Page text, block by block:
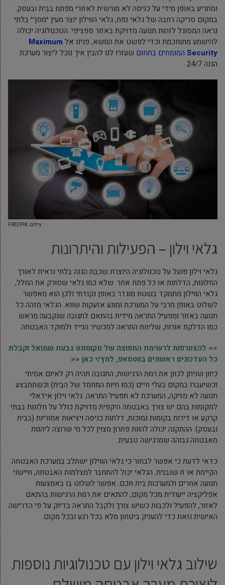
ומתריע באופן מידי על כניסה לא מורשית לאזורי מפתח בבית ובעסק.
במקום סריקה רחבה של גלאי נפח, גלאי הווילון יוצר מעין ״מסך״ בלתי
נראה המסוגל לזהות תנועה מדויקת באזור ספציפי. הטכנולוגיה יכולה
להישמע מתוחכמת וכדי לפשט את הנושא, פנינו אל Maximum
Security המומחים בתחום שעזרו לנו להבין איך נוכל ליצור מערכת
הגנה 24/7.
צילום: FREEPIK
גלאי וילון – הפעילות והיתרונות
גלאי וילון פועל על טכנולוגיה היוצרת שכבת הגנה בלתי נראית לאורך
החלונות, הדלתות או כל פתח אחר. שלא כמו גלאי שסורק את החלל,
גלאי הווילון מתמקד בשטח מוגדר באופן נקודתי ולכן הוא מאפשר
לשלוט באופן מרבי על המערכת ומונע אזעקות שווא. הגלאי מזהה כל
תנועה באזור ומפעיל התראה מידית בהתאם לתגובה שנקבעה מראש
כמו הדלקת אורות, שליחת התראה למכשיר הנייד ולמוקד האבטחה.
>> להצטרפות לרשימת התפוצה של מקומונט גבעת שמואל וקבלת
כל העדכונים ראשונים בווטסאפ, לחץ/י כאן <<
כיוון שניתן לכוון את רמת הרגישות, התגובה תהיה רק לאיום אמיתי
וכשיעברו במקום בעלי חיים (כמו חיות המחמד של הבית) וכשתתבצע
תנועה לא מזיקה, המערכת לא תפעיל התראה. גלאי וילון אידאלי
למקומות בהם יש צורך באבטחה היקפית מדויקת כולל על חלונות בבתי
קרקע או דירות בקומות נמוכות, דלתות כניסה ויציאות אחוריות (בבית
ובעסק). ההתקנה יכולה להוות פתרון מצוין לכל מי שרוצה ליהנות
מאבטחה גבוהה שמרגישה טבעית.
כדאי לדעת כי אפשר לבחור כי גלאי הווילון ישתלב במערכת האבטחה
הקיימת או זו שנבנית. הגלאי יכול להתחבר למצלמות האבטחה, חיישני
תנועה אחרים ולמערכות בית חכם. אפשר לשלוט בו באמצעות
אפליקציה ייעודית מכל מקום, להתאים את רמת הרגישות בהתאם
לאזור, להפעיל ולכבות כשיש צורך ולקבל התראה בדיוק על פי הדרישה
האישית וזאת כדי להעניק ביטחון מלא בכל רגע ובכל מקום.
שילוב גלאי וילון עם טכנולוגיות נוספות